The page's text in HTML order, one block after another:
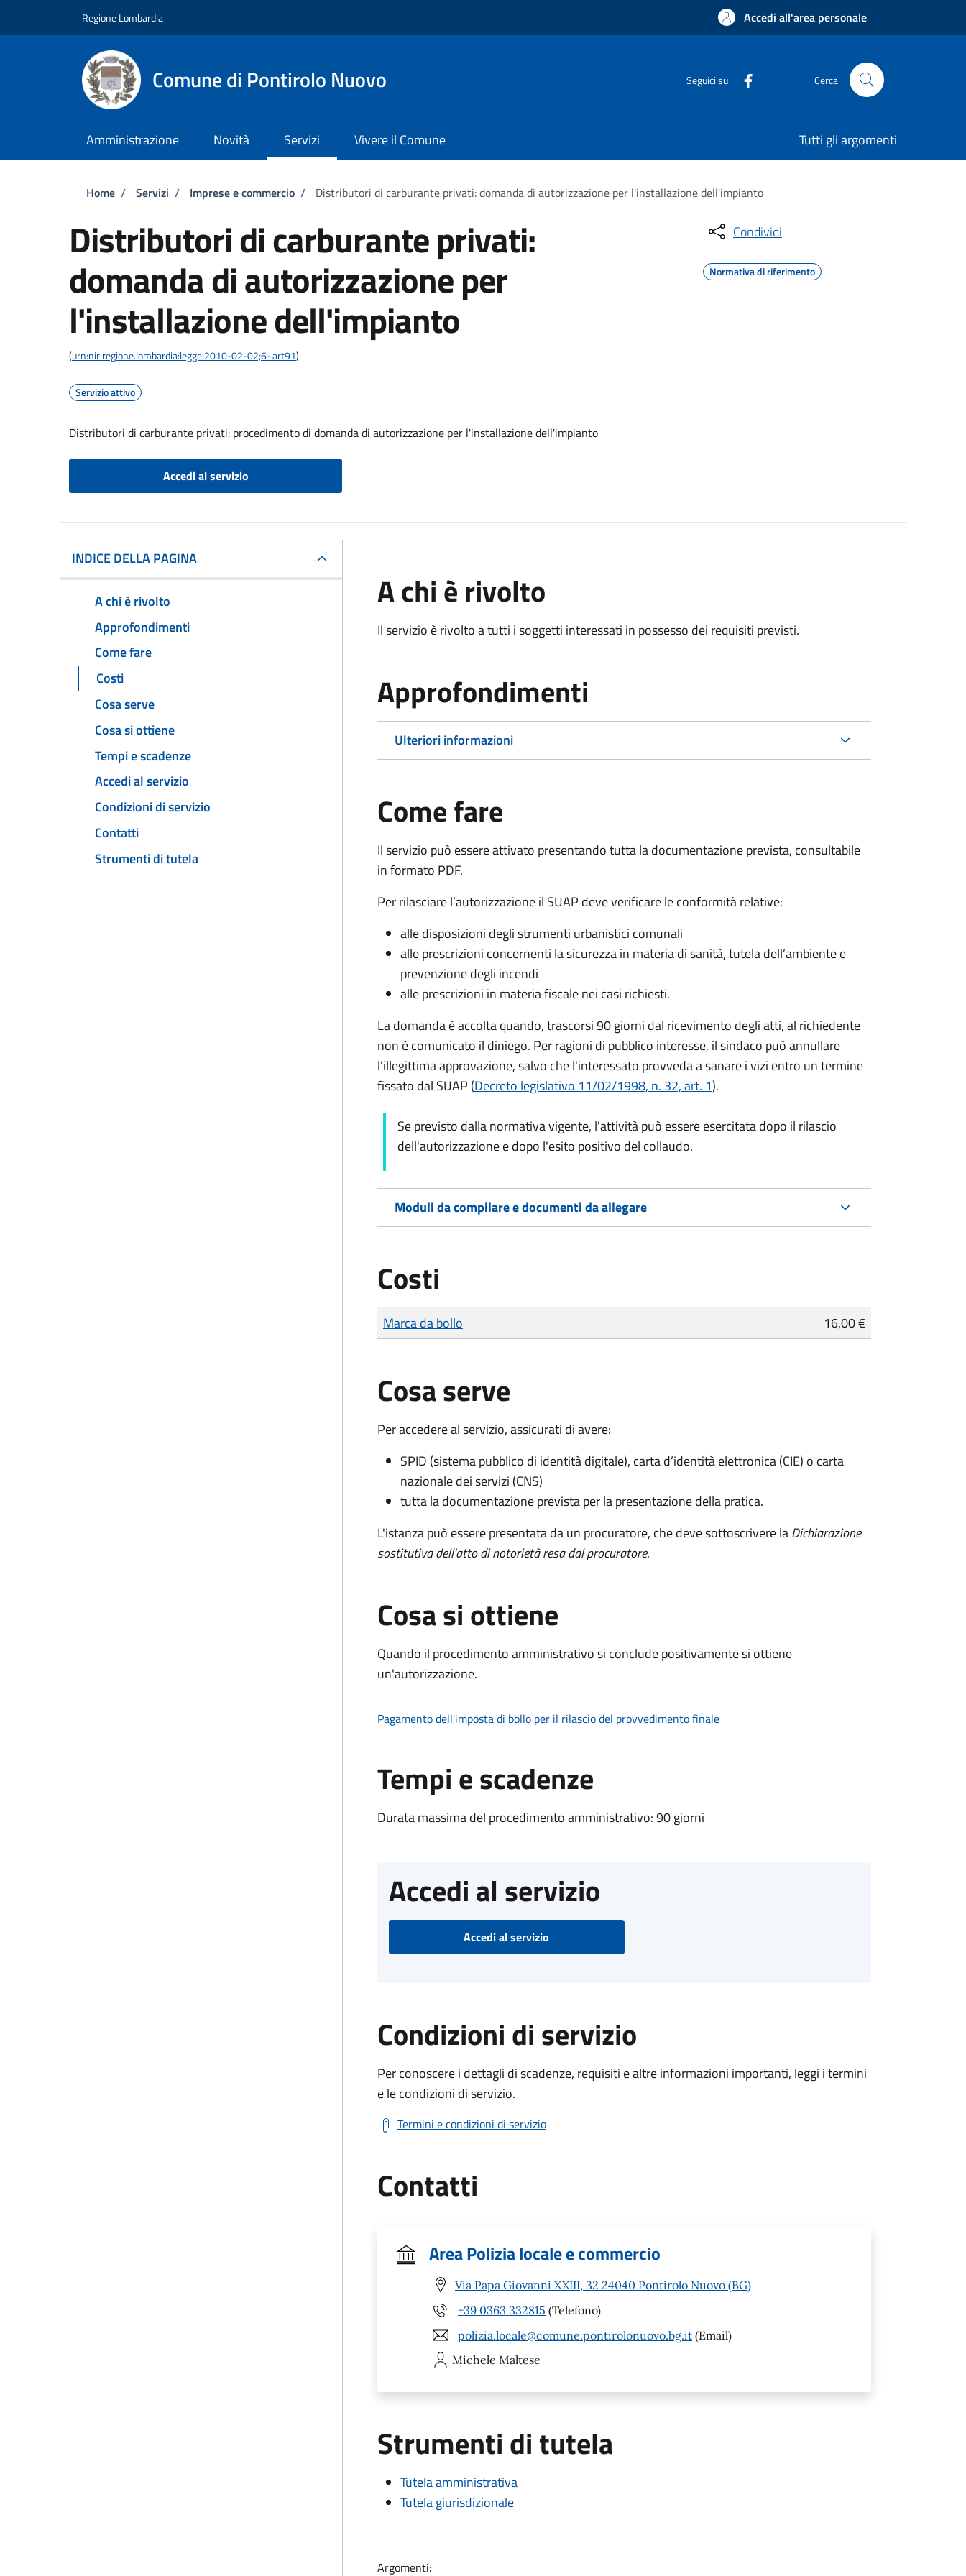
Regione Lombardia Accedi all'area personale
Comune di Pontirolo Nuovo Seguici su Cerca
Amministrazione Novità Servizi Vivere il Comune Tutti gli argomenti
Briciole di pane
Home / Servizi / Imprese e commercio / Distributori di carburante privati: domanda di autorizzazione per l'installazione dell'impianto
Distributori di carburante privati:
domanda di autorizzazione per
l'installazione dell'impianto
(urn:nir:regione.lombardia:legge:2010-02-02;6~art91)
Servizio attivo
Distributori di carburante privati: procedimento di domanda di autorizzazione per l'installazione dell'impianto
Accedi al servizio
Condividi
Normativa di riferimento
INDICE DELLA PAGINA
A chi è rivolto
Approfondimenti
Come fare
Costi
Cosa serve
Cosa si ottiene
Tempi e scadenze
Accedi al servizio
Condizioni di servizio
Contatti
Strumenti di tutela
A chi è rivolto
Il servizio è rivolto a tutti i soggetti interessati in possesso dei requisiti previsti.
Approfondimenti
Ulteriori informazioni
Come fare
Il servizio può essere attivato presentando tutta la documentazione prevista, consultabile
in formato PDF.
Per rilasciare l’autorizzazione il SUAP deve verificare le conformità relative:
alle disposizioni degli strumenti urbanistici comunali
alle prescrizioni concernenti la sicurezza in materia di sanità, tutela dell’ambiente e
prevenzione degli incendi
alle prescrizioni in materia fiscale nei casi richiesti.
La domanda è accolta quando, trascorsi 90 giorni dal ricevimento degli atti, al richiedente
non è comunicato il diniego. Per ragioni di pubblico interesse, il sindaco può annullare
l'illegittima approvazione, salvo che l'interessato provveda a sanare i vizi entro un termine
fissato dal SUAP (Decreto legislativo 11/02/1998, n. 32, art. 1).
Se previsto dalla normativa vigente, l'attività può essere esercitata dopo il rilascio
dell'autorizzazione e dopo l'esito positivo del collaudo.
Moduli da compilare e documenti da allegare
Costi
Tipo di pagamento
Importo
Marca da bollo 16,00 €
Cosa serve
Per accedere al servizio, assicurati di avere:
SPID (sistema pubblico di identità digitale), carta d’identità elettronica (CIE) o carta
nazionale dei servizi (CNS)
tutta la documentazione prevista per la presentazione della pratica.
L'istanza può essere presentata da un procuratore, che deve sottoscrivere laDichiarazione
sostitutiva dell'atto di notorietà resa dal procuratore.
Cosa si ottiene
Quando il procedimento amministrativo si conclude positivamente si ottiene
un'autorizzazione.
Pagamento dell'imposta di bollo per il rilascio del provvedimento finale
Tempi e scadenze
Durata massima del procedimento amministrativo: 90 giorni
Accedi al servizio
Accedi al servizio
Condizioni di servizio
Per conoscere i dettagli di scadenze, requisiti e altre informazioni importanti, leggi i termini
e le condizioni di servizio.
Termini e condizioni di servizio
Contatti
Area Polizia locale e commercio
Via Papa Giovanni XXIII, 32 24040 Pontirolo Nuovo (BG)
+39 0363 332815 (Telefono)
polizia.locale@comune.pontirolonuovo.bg.it (Email)
Michele Maltese
Strumenti di tutela
Tutela amministrativa
Tutela giurisdizionale
Argomenti: